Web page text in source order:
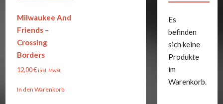
Milwaukee And
Friends –
Crossing
Borders
12,00€inkl. MwSt.
In den Warenkorb
Es
befinden
sich keine
Produkte
im
Warenkorb.